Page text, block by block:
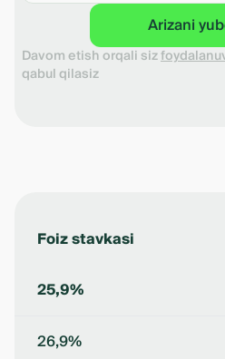
Grafikni pdfArizani
Davom etish orqali siz
qabul qilasiz
Foiz stavkasi
25,9%
26,9%